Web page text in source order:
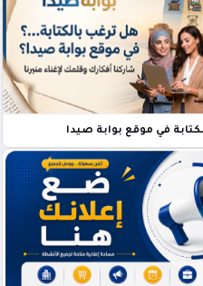
في موقع بوابة صيدا